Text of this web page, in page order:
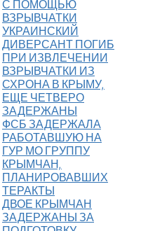
С ПОМОЩЬЮ
ВЗРЫВЧАТКИ
УКРАИНСКИЙ
ДИВЕРСАНТ ПОГИБ
ПРИ ИЗВЛЕЧЕНИИ
ВЗРЫВЧАТКИ ИЗ
СХРОНА В КРЫМУ,
ЕЩЕ ЧЕТВЕРО
ЗАДЕРЖАНЫ
ФСБ ЗАДЕРЖАЛА
РАБОТАВШУЮ НА
ГУР МО ГРУППУ
КРЫМЧАН,
ПЛАНИРОВАВШИХ
ТЕРАКТЫ
ДВОЕ КРЫМЧАН
ЗАДЕРЖАНЫ ЗА